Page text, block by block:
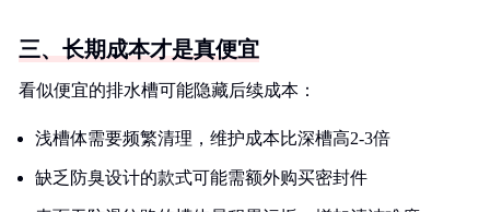
三、长期成本才是真便宜
看似便宜的排水槽可能隐藏后续成本：
浅槽体需要频繁清理，维护成本比深槽高2-3倍
缺乏防臭设计的款式可能需额外购买密封件